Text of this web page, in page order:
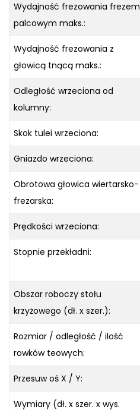
Wydajność frezowania frezem
palcowym maks.:
Wydajność frezowania z
głowicą tnącą maks.:
Odległość wrzeciona od
kolumny:
Skok tulei wrzeciona:
Gniazdo wrzeciona:
Obrotowa głowica wiertarsko-
frezarska:
Prędkości wrzeciona:
Stopnie przekładni:
Obszar roboczy stołu
krzyżowego (dł. x szer.):
Rozmiar / odległość / ilość
rowków teowych:
Przesuw oś X / Y:
Wymiary (dł. x szer. x wys.